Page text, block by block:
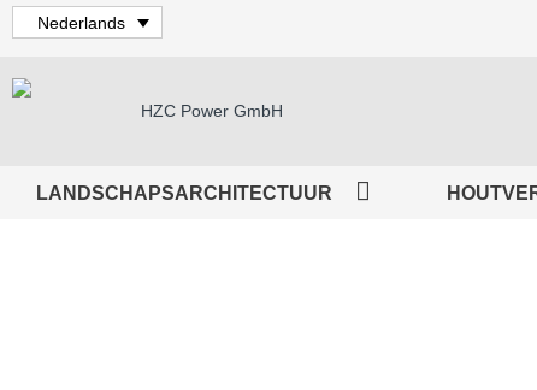
Nederlands
LANDSCHAPSARCHITECTUUR